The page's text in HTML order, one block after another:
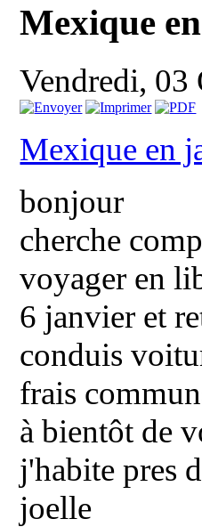
Mexique
Vendredi,
Mexique en
bonjour
cherche
voyager en
6 janvier et
conduis
frais
à bientôt de
j'habite pres
joelle